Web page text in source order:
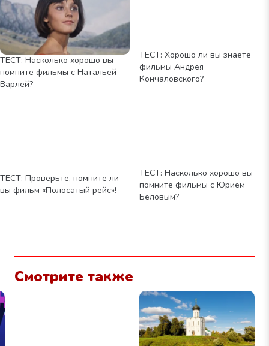
ТЕСТ: Насколько хорошо вы
помните фильмы с Натальей
Варлей?
ТЕСТ: Хорошо ли вы знаете
фильмы Андрея
Кончаловского?
ТЕСТ: Проверьте, помните ли
вы фильм «Полосатый рейс»!
ТЕСТ: Насколько хорошо вы
помните фильмы с Юрием
Беловым?
Смотрите также